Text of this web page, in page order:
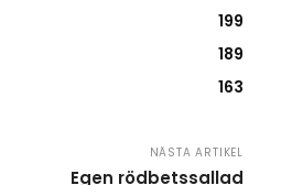
199
189
163
NÄSTA ARTIKEL
Egen rödbetssallad